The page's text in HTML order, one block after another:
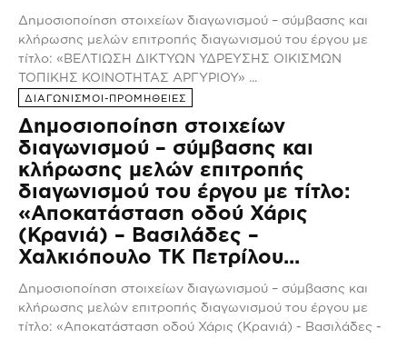
Δημοσιοποίηση στοιχείων διαγωνισμού – σύμβασης και
κλήρωσης μελών επιτροπής διαγωνισμού του έργου με
τίτλο: «ΒΕΛΤΙΩΣΗ ΔΙΚΤΥΩΝ ΥΔΡΕΥΣΗΣ ΟΙΚΙΣΜΩΝ
ΤΟΠΙΚΗΣ ΚΟΙΝΟΤΗΤΑΣ ΑΡΓΥΡΙΟΥ» ...
ΔΙΑΓΩΝΙΣΜΟΙ-ΠΡΟΜΗΘΕΙΕΣ
Δημοσιοποίηση στοιχείων
διαγωνισμού – σύμβασης και
κλήρωσης μελών επιτροπής
διαγωνισμού του έργου με τίτλο:
«Αποκατάσταση οδού Χάρις
(Κρανιά) – Βασιλάδες –
Χαλκιόπουλο ΤΚ Πετρίλου...
Δημοσιοποίηση στοιχείων διαγωνισμού – σύμβασης και
κλήρωσης μελών επιτροπής διαγωνισμού του έργου με
τίτλο: «Αποκατάσταση οδού Χάρις (Κρανιά) - Βασιλάδες -